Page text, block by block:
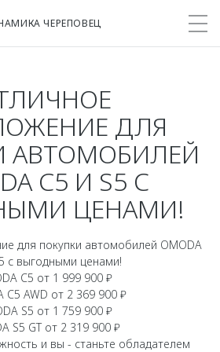
ЧЕРЕПОВЕЦ
Модели
Покупателям
Владельцам
поддержка
Мир OMODA
ДЛЯ
АВТОМОБИЛЕЙ
C5 И S5 С
ЦЕНАМИ!
для покупки автомобилей OMODA
с выгодными ценами!
C5 от 1 999 900 ₽
C5 AWD от 2 369 900 ₽
S5 от 1 759 900 ₽
S5 GT от 2 319 900 ₽
и вы - станьте обладателем